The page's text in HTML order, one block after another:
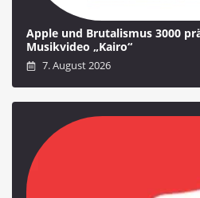
Apple und Brutalismus 3000
Musikvideo „Kairo“
7. August 2026